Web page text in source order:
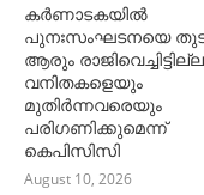
കര്‍ണാടകയില്‍
പുനഃസംഘടനയെ
ആരും
വനിതകളെയും
മുതിര്‍ന്നവരെയും
പരിഗണിക്കുമെന്ന്
കെപിസിസി
August 10, 2026